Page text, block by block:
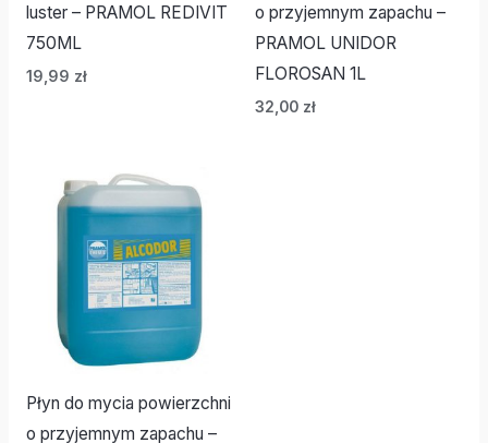
luster – PRAMOL REDIVIT
750ML
19,99 zł
o przyjemnym zapachu –
PRAMOL UNIDOR
FLOROSAN 1L
32,00 zł
Płyn do mycia powierzchni
o przyjemnym zapachu –